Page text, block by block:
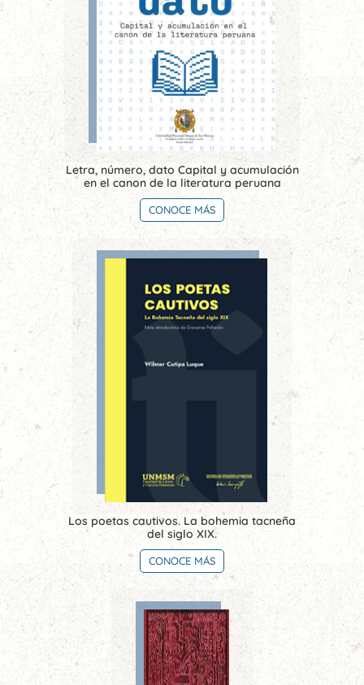
Letra, número, dato Capital y acumulación
en el canon de la literatura peruana
CONOCE MÁS
Los poetas cautivos. La bohemia tacneña
del siglo XIX.
CONOCE MÁS